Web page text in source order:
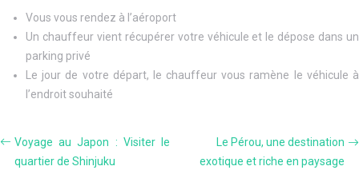
Vous vous rendez à l’aéroport
Un chauffeur vient récupérer votre véhicule et le dépose dans un
parking privé
Le jour de votre départ, le chauffeur vous ramène le véhicule à
l’endroit souhaité
Voyage au Japon : Visiter le
quartier de Shinjuku
Le Pérou, une destination
exotique et riche en paysage